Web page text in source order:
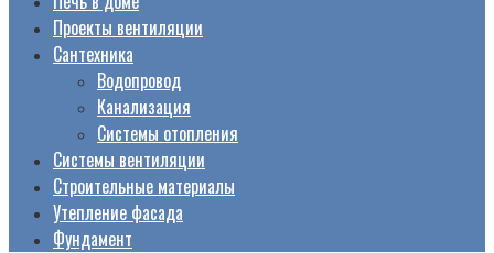
Проекты вентиляции
Сантехника
Водопровод
Канализация
Системы отопления
Системы вентиляции
Строительные материалы
Утепление фасада
Фундамент